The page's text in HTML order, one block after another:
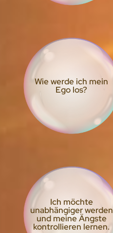
Wie werde ich mein
Ego los?
Ich möchte
unabhängiger werden
und meine Ängste
kontrollieren lernen.